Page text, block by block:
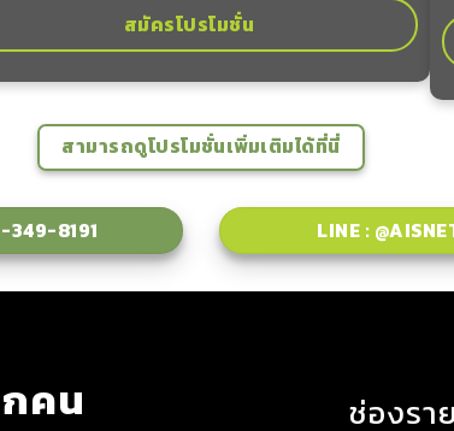
สมัครโปรโมชั่น
สามารถดูโปรโมชั่นเพิ่มเติมได้ที่นี่
349-8191 LINE :
คน ช่องรา